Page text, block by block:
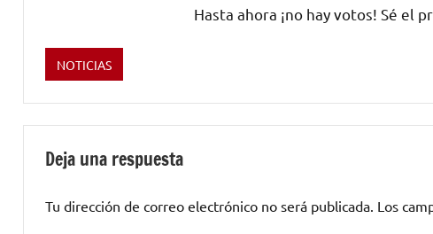
Hasta ahora ¡no hay votos! Sé el
Etiquetado
Arcade
FIB
NOTICIAS
Deja una respuesta
Tu dirección de correo electrónico no será publicada. Los